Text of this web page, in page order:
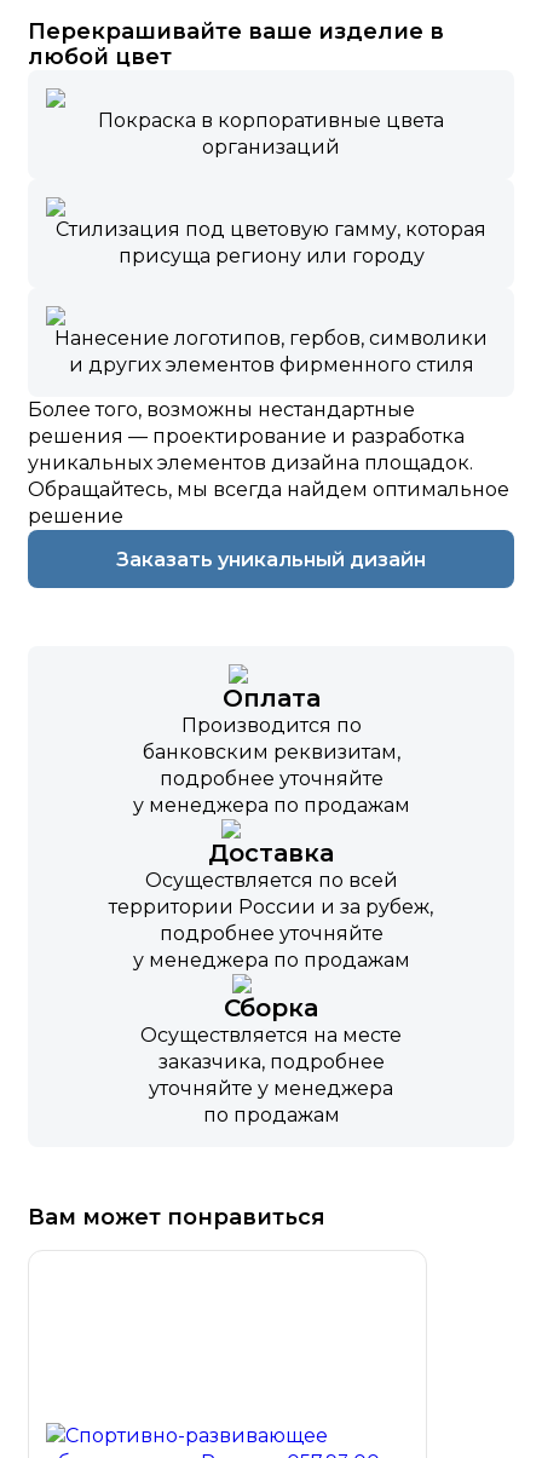
Перекрашивайте ваше изделие в
любой цвет
Покраска в корпоративные цвета
организаций
Стилизация под цветовую гамму, которая
присуща региону или городу
Нанесение логотипов, гербов, символики
и других элементов фирменного стиля
Более того, возможны нестандартные
решения — проектирование и разработка
уникальных элементов дизайна площадок.
Обращайтесь, мы всегда найдем оптимальное
решение
Заказать уникальный дизайн
Оплата
Производится по
банковским реквизитам,
подробнее уточняйте
у менеджера по продажам
Доставка
Осуществляется по всей
территории России и за рубеж,
подробнее уточняйте
у менеджера по продажам
Сборка
Осуществляется на месте
заказчика, подробнее
уточняйте у менеджера
по продажам
Вам может понравиться